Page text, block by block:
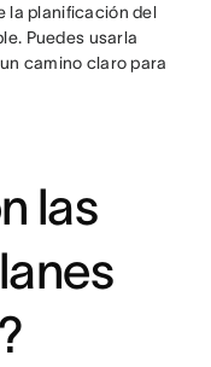
la planificación del
Puedes usarla
camino claro para
las